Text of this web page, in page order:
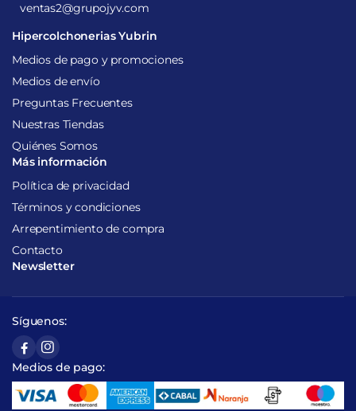
ventas2@grupojyv.com
Hipercolchonerias Yubrin
Medios de pago y promociones
Medios de envío
Preguntas Frecuentes
Nuestras Tiendas
Quiénes Somos
Más información
Política de privacidad
Términos y condiciones
Arrepentimiento de compra
Contacto
Newsletter
Síguenos:
Medios de pago: